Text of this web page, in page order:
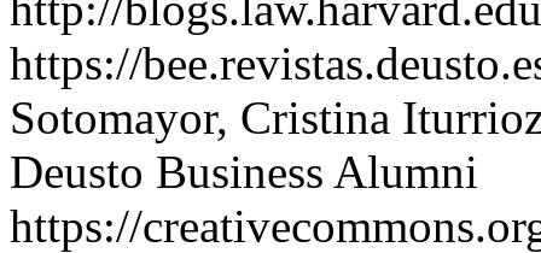
https://
Sotomayor, Cristina
Deusto Business Alumni
https://